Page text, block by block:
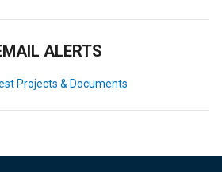
ALERTS
Projects & Documents